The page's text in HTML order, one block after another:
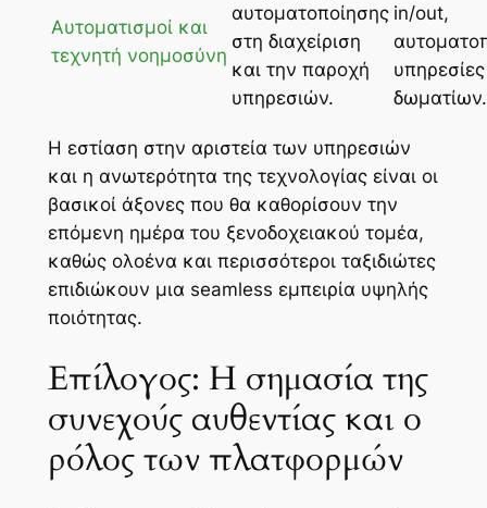
Αυτοματισμοί και
τεχνητή νοημοσύνη
αυτοματοποίησης
στη διαχείριση
και την παροχή
υπηρεσιών.
in/out,
υπηρεσίες
δωματίων.
Η εστίαση στην αριστεία των υπηρεσιών
και η ανωτερότητα της τεχνολογίας είναι οι
βασικοί άξονες που θα καθορίσουν την
επόμενη ημέρα του ξενοδοχειακού τομέα,
καθώς ολοένα και περισσότεροι ταξιδιώτες
επιδιώκουν μια seamless εμπειρία υψηλής
ποιότητας.
Επίλογος: Η σημασία της
συνεχούς αυθεντίας και ο
ρόλος των πλατφορμών